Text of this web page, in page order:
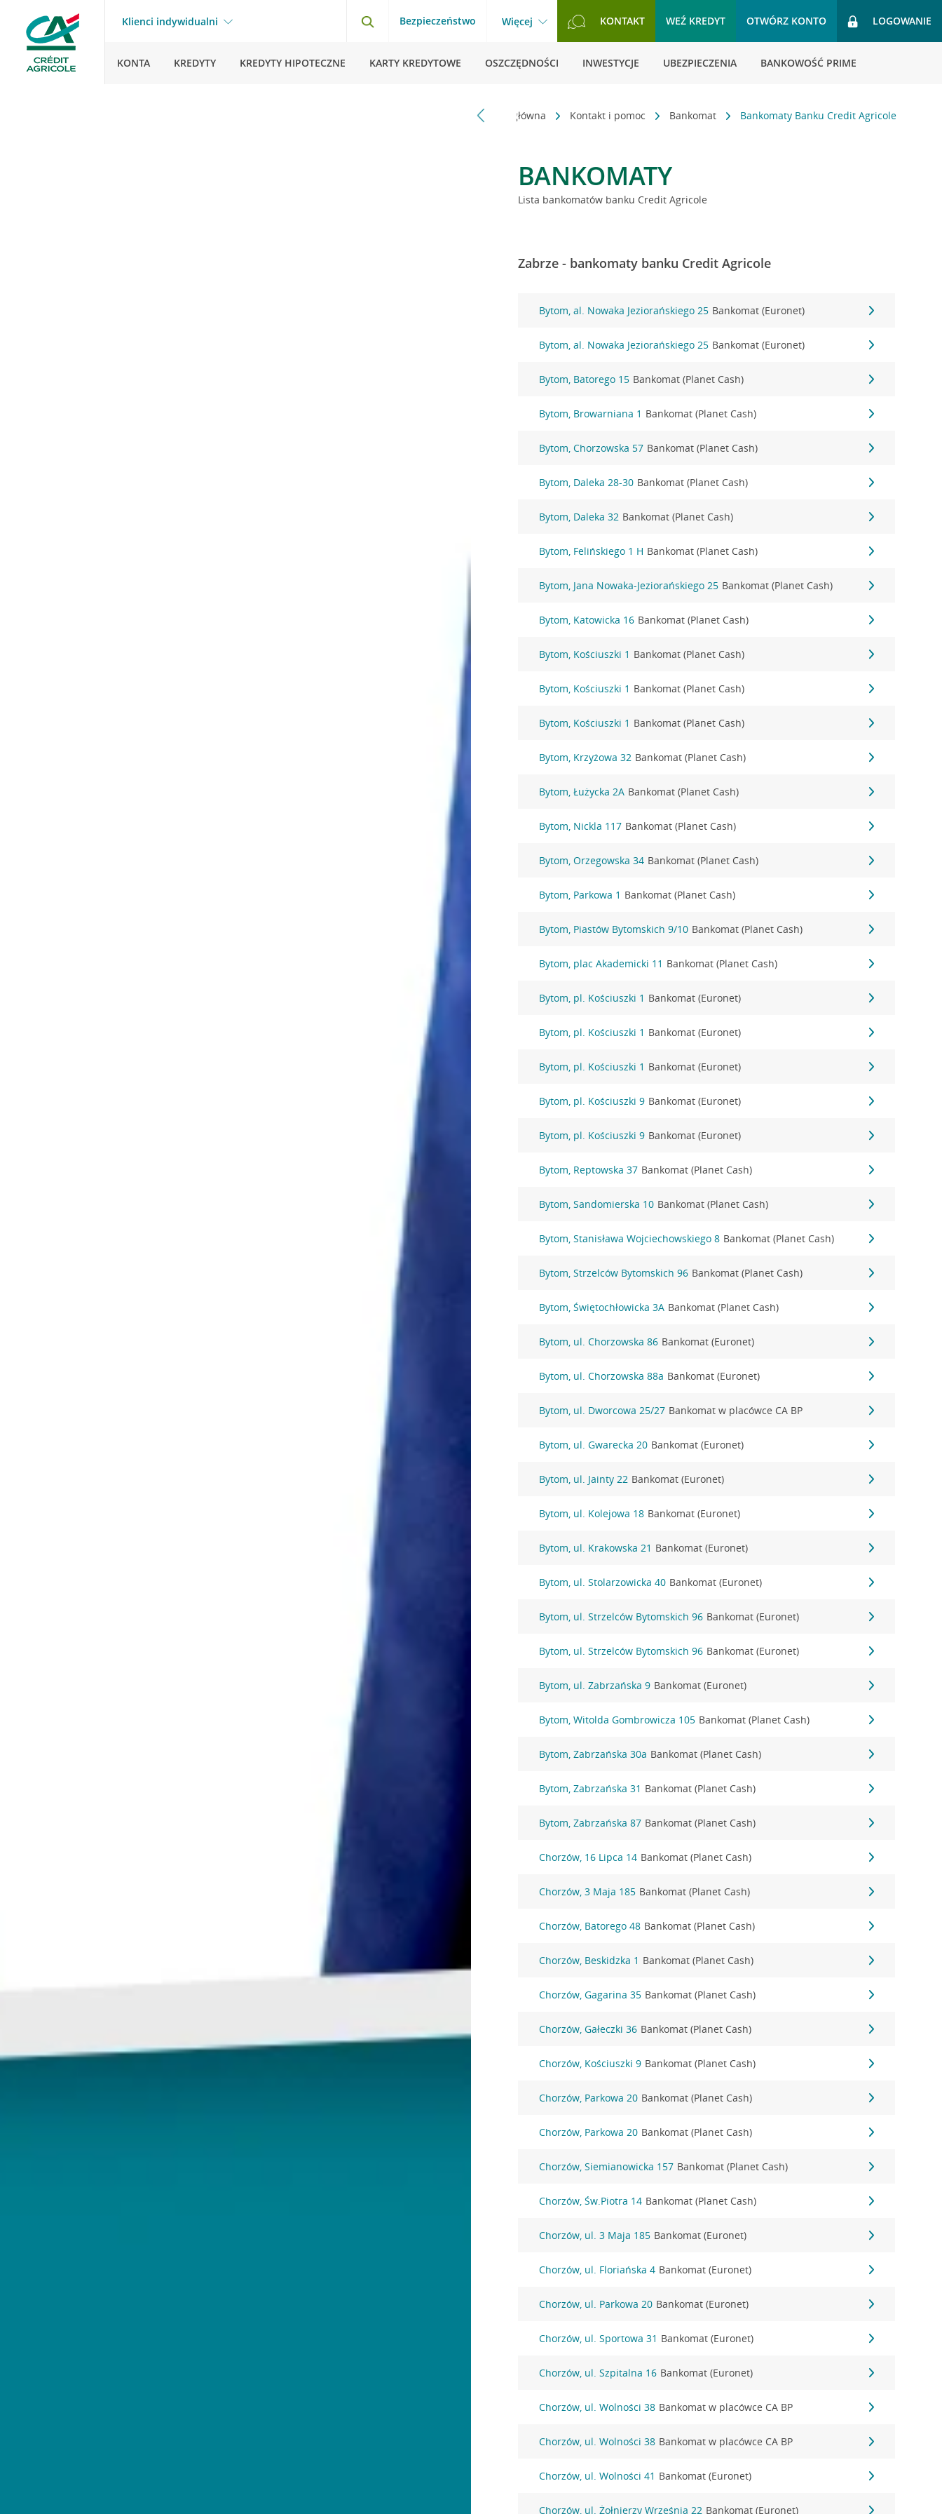
Klienci indywidualni Bezpieczeństwo Więcej KONTAKT WEŹ KREDYT OTWÓRZ KONTO LOGOWANIE
KONTA KREDYTY KREDYTY HIPOTECZNE KARTY KREDYTOWE OSZCZĘDNOŚCI INWESTYCJE UBEZPIECZENIA BANKOWOŚĆ PRIME
Strona główna Kontakt i pomoc Bankomat Bankomaty Banku Credit Agricole
BANKOMATY
Lista bankomatów banku Credit Agricole
Zabrze - bankomaty banku Credit Agricole
Bytom, al. Nowaka Jeziorańskiego 25 Bankomat (Euronet)
Bytom, al. Nowaka Jeziorańskiego 25 Bankomat (Euronet)
Bytom, Batorego 15 Bankomat (Planet Cash)
Bytom, Browarniana 1 Bankomat (Planet Cash)
Bytom, Chorzowska 57 Bankomat (Planet Cash)
Bytom, Daleka 28-30 Bankomat (Planet Cash)
Bytom, Daleka 32 Bankomat (Planet Cash)
Bytom, Felińskiego 1 H Bankomat (Planet Cash)
Bytom, Jana Nowaka-Jeziorańskiego 25 Bankomat (Planet Cash)
Bytom, Katowicka 16 Bankomat (Planet Cash)
Bytom, Kościuszki 1 Bankomat (Planet Cash)
Bytom, Kościuszki 1 Bankomat (Planet Cash)
Bytom, Kościuszki 1 Bankomat (Planet Cash)
Bytom, Krzyżowa 32 Bankomat (Planet Cash)
Bytom, Łużycka 2A Bankomat (Planet Cash)
Bytom, Nickla 117 Bankomat (Planet Cash)
Bytom, Orzegowska 34 Bankomat (Planet Cash)
Bytom, Parkowa 1 Bankomat (Planet Cash)
Bytom, Piastów Bytomskich 9/10 Bankomat (Planet Cash)
Bytom, plac Akademicki 11 Bankomat (Planet Cash)
Bytom, pl. Kościuszki 1 Bankomat (Euronet)
Bytom, pl. Kościuszki 1 Bankomat (Euronet)
Bytom, pl. Kościuszki 1 Bankomat (Euronet)
Bytom, pl. Kościuszki 9 Bankomat (Euronet)
Bytom, pl. Kościuszki 9 Bankomat (Euronet)
Bytom, Reptowska 37 Bankomat (Planet Cash)
Bytom, Sandomierska 10 Bankomat (Planet Cash)
Bytom, Stanisława Wojciechowskiego 8 Bankomat (Planet Cash)
Bytom, Strzelców Bytomskich 96 Bankomat (Planet Cash)
Bytom, Świętochłowicka 3A Bankomat (Planet Cash)
Bytom, ul. Chorzowska 86 Bankomat (Euronet)
Bytom, ul. Chorzowska 88a Bankomat (Euronet)
Bytom, ul. Dworcowa 25/27 Bankomat w placówce CA BP
Bytom, ul. Gwarecka 20 Bankomat (Euronet)
Bytom, ul. Jainty 22 Bankomat (Euronet)
Bytom, ul. Kolejowa 18 Bankomat (Euronet)
Bytom, ul. Krakowska 21 Bankomat (Euronet)
Bytom, ul. Stolarzowicka 40 Bankomat (Euronet)
Bytom, ul. Strzelców Bytomskich 96 Bankomat (Euronet)
Bytom, ul. Strzelców Bytomskich 96 Bankomat (Euronet)
Bytom, ul. Zabrzańska 9 Bankomat (Euronet)
Bytom, Witolda Gombrowicza 105 Bankomat (Planet Cash)
Bytom, Zabrzańska 30a Bankomat (Planet Cash)
Bytom, Zabrzańska 31 Bankomat (Planet Cash)
Bytom, Zabrzańska 87 Bankomat (Planet Cash)
Chorzów, 16 Lipca 14 Bankomat (Planet Cash)
Chorzów, 3 Maja 185 Bankomat (Planet Cash)
Chorzów, Batorego 48 Bankomat (Planet Cash)
Chorzów, Beskidzka 1 Bankomat (Planet Cash)
Chorzów, Gagarina 35 Bankomat (Planet Cash)
Chorzów, Gałeczki 36 Bankomat (Planet Cash)
Chorzów, Kościuszki 9 Bankomat (Planet Cash)
Chorzów, Parkowa 20 Bankomat (Planet Cash)
Chorzów, Parkowa 20 Bankomat (Planet Cash)
Chorzów, Siemianowicka 157 Bankomat (Planet Cash)
Chorzów, Św.Piotra 14 Bankomat (Planet Cash)
Chorzów, ul. 3 Maja 185 Bankomat (Euronet)
Chorzów, ul. Floriańska 4 Bankomat (Euronet)
Chorzów, ul. Parkowa 20 Bankomat (Euronet)
Chorzów, ul. Sportowa 31 Bankomat (Euronet)
Chorzów, ul. Szpitalna 16 Bankomat (Euronet)
Chorzów, ul. Wolności 38 Bankomat w placówce CA BP
Chorzów, ul. Wolności 38 Bankomat w placówce CA BP
Chorzów, ul. Wolności 41 Bankomat (Euronet)
Chorzów, ul. Żołnierzy Września 22 Bankomat (Euronet)